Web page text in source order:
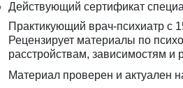
Действующий сертификат
Практикующий врач-психиатр с
Рецензирует материалы по
расстройствам, зависимостям и
Материал проверен и актуален